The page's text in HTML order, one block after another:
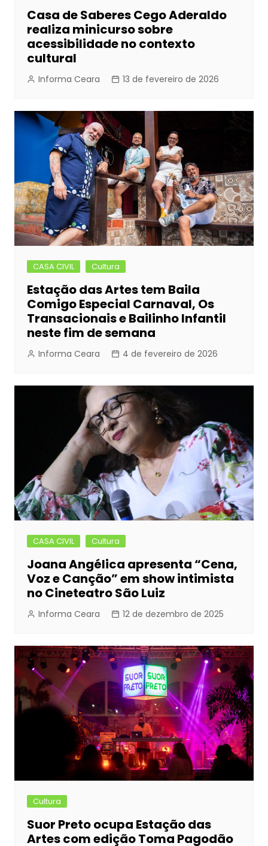
Casa de Saberes Cego Aderaldo
realiza minicurso sobre
acessibilidade no contexto
cultural
Informa Ceara 13 de fevereiro de 2026
CASA CIVIL Cultura
Estação das Artes tem Baila
Comigo Especial Carnaval, Os
Transacionais e Bailinho Infantil
neste fim de semana
Informa Ceara 4 de fevereiro de 2026
CASA CIVIL Cultura
Joana Angélica apresenta “Cena,
Voz e Canção” em show intimista
no Cineteatro São Luiz
Informa Ceara 12 de dezembro de 2025
Cultura
Suor Preto ocupa Estação das
Artes com edição Toma Pagodão